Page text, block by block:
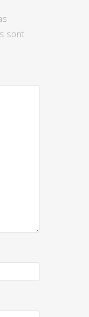
sont